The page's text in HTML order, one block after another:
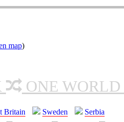
map)
ONE
Britain Sweden
Serbia